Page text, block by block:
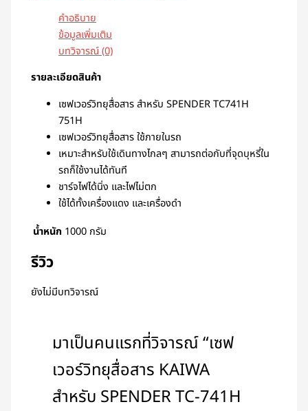
คำอธิบาย
ข้อมูลเพิ่มเติม
บทวิจารณ์ (0)
รายละเอียดสินค้า
เซฟเวอร์วิทยุสื่อสาร สำหรับ SPENDER TC741H
751H
เซฟเวอร์วิทยุสื่อสาร ใช้ภายในรถ
เหมาะสำหรับใช้เดินทางไกลๆ สามารถต่อกับที่จุดบุหรี่ใน
รถก็ใช้งานได้ทันที
ชาร์จไฟได้นิ่ง และไฟไม่ตก
ใช้ได้ทั้งเครื่องแดง และเครื่องดำ
น้ำหนัก 1000 กรัม
รีวิว
ยังไม่มีบทวิจารณ์
มาเป็นคนแรกที่วิจารณ์ “เซฟ
เวอร์วิทยุสื่อสาร KAIWA
สำหรับ SPENDER TC-741H